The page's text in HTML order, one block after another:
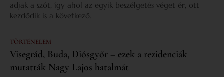
adják a szót, így ahol az egyik beszélgetés véget ér, ott
kezdődik is a következő.
TÖRTÉNELEM
Visegrád, Buda, Diósgyőr – ezek a rezidenciák
mutatták Nagy Lajos hatalmát